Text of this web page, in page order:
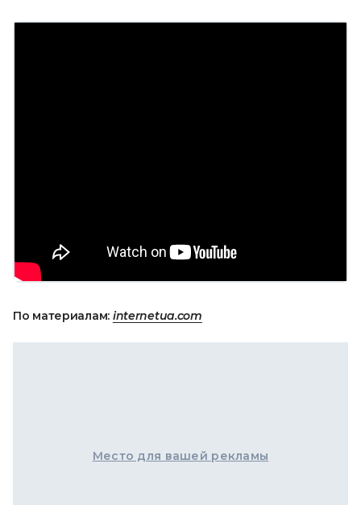
По материалам: internetua.com
Место для вашей рекламы